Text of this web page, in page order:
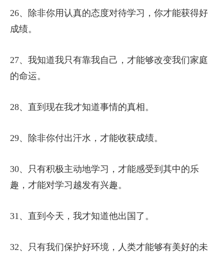
26、除非你用认真的态度对待学习，你才能获得好
成绩。
27、我知道我只有靠我自己，才能够改变我们家庭
的命运。
28、直到现在我才知道事情的真相。
29、除非你付出汗水，才能收获成绩。
30、只有积极主动地学习，才能感受到其中的乐
趣，才能对学习越发有兴趣。
31、直到今天，我才知道他出国了。
32、只有我们保护好环境，人类才能够有美好的未